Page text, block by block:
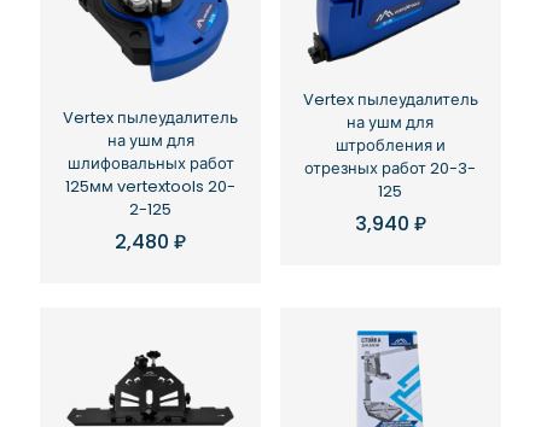
Vertex пылеудалитель
на ушм для
шлифовальных работ
125мм vertextools 20-
2-125
2,480₽
Vertex пылеудалитель
на ушм для
штробления и
отрезных работ 20-3-
125
3,940 ₽